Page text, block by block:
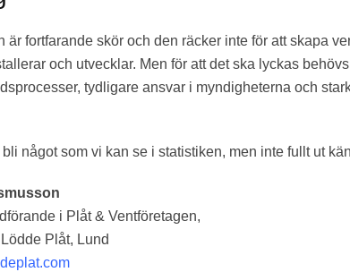
är fortfarande skör och den räcker inte för att skapa
och utvecklar. Men för att det ska lyckas
tydligare ansvar i myndigheterna och
något som vi kan se i statistiken, men inte fullt ut
i Plåt & Ventföretagen,
Plåt, Lund